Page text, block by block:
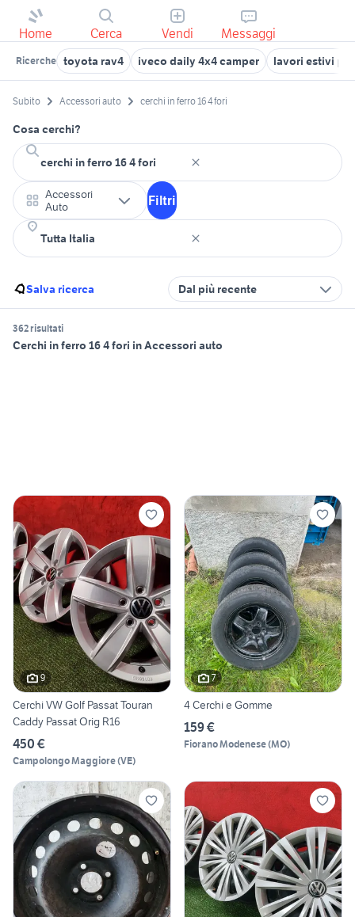
Home Cerca Vendi Messaggi
Ricerche toyota rav4 iveco daily 4x4 camper lavori estivi
Subito Accessori auto cerchi in ferro 16 4 fori
Cosa cerchi?
Accessori
Auto
Filtri
Salva ricerca Dal più recente
362 risultati
Cerchi in ferro 16 4 fori in Accessori auto
9
Cerchi VW Golf Passat Touran
Caddy Passat Orig R16
450 €
Campolongo Maggiore(VE)
7
4 Cerchi e Gomme
159 €
Fiorano Modenese(MO)